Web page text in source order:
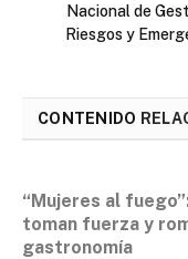
Nacional de
Riesgos y
CONTENIDO
“Mujeres al
toman fuerza y
gastronomía